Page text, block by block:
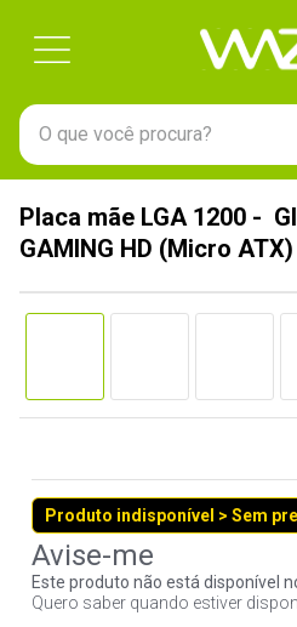
O que você procura?
Placa mãe LGA 1200 -
GAMING HD (Micro ATX)
Produto indisponível > Sem
Este produto não está disponível
Quero saber quando estiver
1º
3º
ssd
5º
7º
8º
10º